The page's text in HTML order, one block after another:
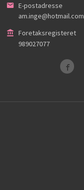
E-postadresse
am.inge@hotmail.com
Foretaksregisteret
989027077